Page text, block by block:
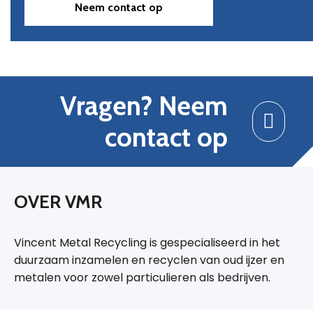
Neem contact op
Vragen? Neem
contact op
OVER VMR
Vincent Metal Recycling is gespecialiseerd in het
duurzaam inzamelen en recyclen van oud ijzer en
metalen voor zowel particulieren als bedrijven.